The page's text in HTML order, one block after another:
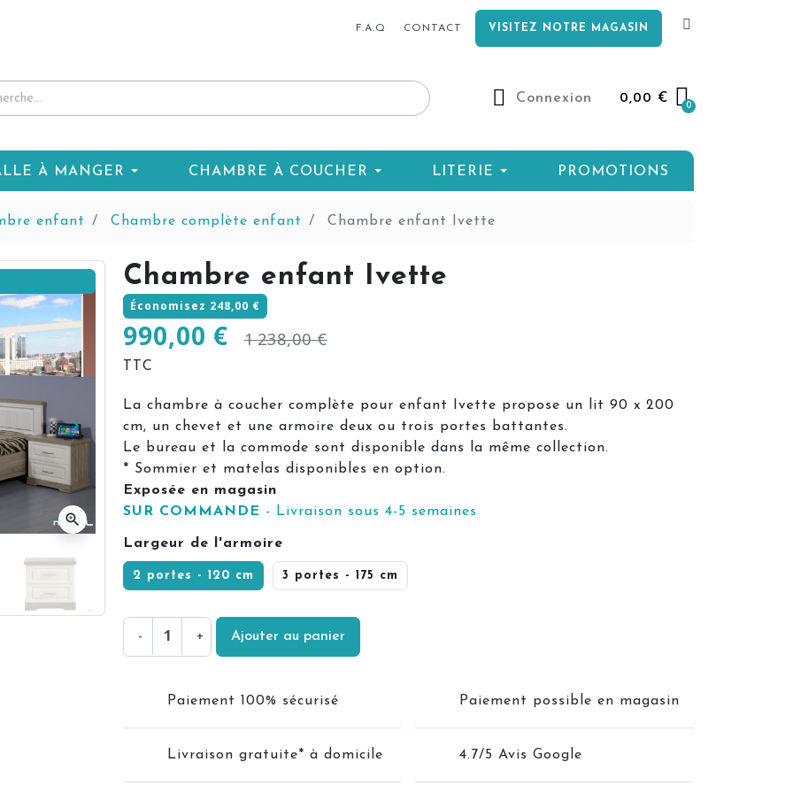
F.A.Q CONTACT VISITEZ NOTRE MAGASIN
Connexion 0,00 €
À MANGER CHAMBRE À COUCHER LITERIE PROMOTIONS
enfant Chambre complète enfant Chambre enfant Ivette
Suivant
keyboard_arrow_right
zoom_in
Chambre enfant Ivette
Économisez 248,00 €
990,00 € 1 238,00 €
TTC
La chambre à coucher complète pour enfant Ivette propose un lit 90 x 200
cm, un chevet et une armoire deux ou trois portes battantes.
Le bureau et la commode sont disponible dans la même collection.
* Sommier et matelas disponibles en option.
Exposée en magasin
SUR COMMANDE - Livraison sous 4-5 semaines
Largeur de l'armoire
2 portes - 120 cm 3 portes - 175 cm
- + Ajouter au panier
Paiement 100% sécurisé
Livraison gratuite* à domicile
Paiement possible en magasin
4.7/5 Avis Google